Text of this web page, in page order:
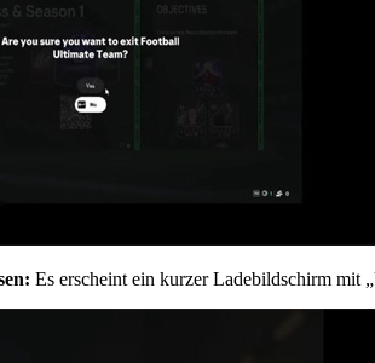
Es erscheint ein kurzer Ladebildschirm mit